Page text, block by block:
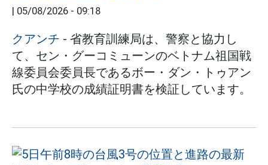
| 05/08/2026 - 09:18
クアンチ - 省教育訓練局は、警察と協力し
て、セン・グーコミューンのベトナム祖国戦
線委員会委員長であるボー・ダン・トゥアン
氏の中学校の成績証明書を検証しています。